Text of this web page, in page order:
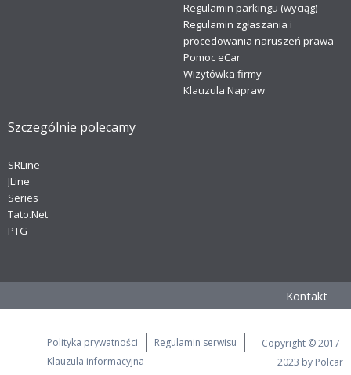
Regulamin parkingu (wyciąg)
Regulamin zgłaszania i
procedowania naruszeń prawa
Pomoc eCar
Wizytówka firmy
Klauzula Napraw
Szczególnie polecamy
SRLine
JLine
Series
Tato.Net
PTG
Kontakt
Polityka prywatności
Regulamin serwisu
Klauzula informacyjna
Copyright © 2017-
2023 by Polcar